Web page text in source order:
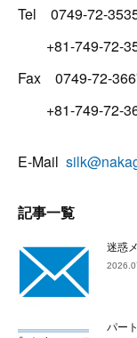
Tel 0749-72-
+81-749-72-
Fax 0749-72-
+81-749-72-
E-Mail
記事一覧
迷惑
パー